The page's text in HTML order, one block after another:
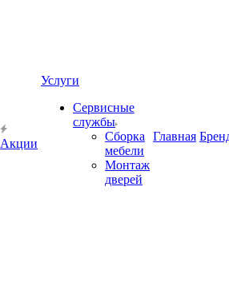
Акции
Услуги
Сервисные
службы
Сборка
мебели
Монтаж
дверей
Главная